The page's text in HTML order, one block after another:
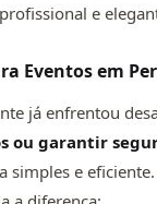
e
Eventos em
já enfrentou
ou garantir
simples e eficiente.